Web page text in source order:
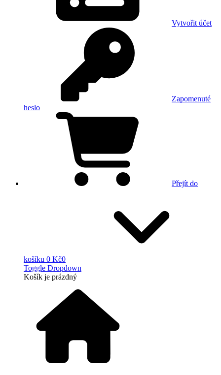
Vytvořit účet
Zapomenuté
heslo
Přejít do
košíku 0 Kč0
Toggle Dropdown
Košík je prázdný